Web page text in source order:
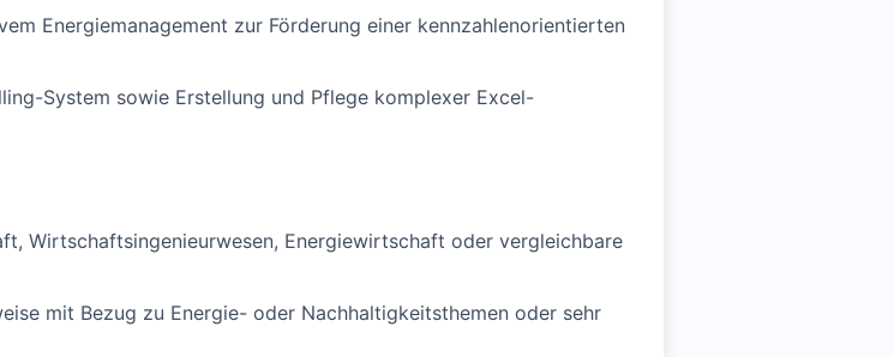
Energiemanagement zur Förderung einer kennzahlenorientierten
System sowie Erstellung und Pflege komplexer Excel-
Wirtschaftsingenieurwesen, Energiewirtschaft oder vergleichbare
mit Bezug zu Energie- oder Nachhaltigkeitsthemen oder sehr